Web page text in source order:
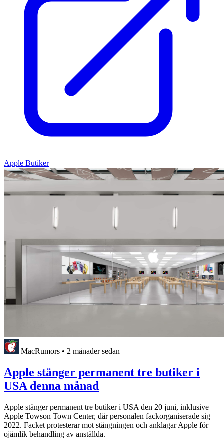
Apple Butiker
MacRumors • 2 månader sedan
Apple stänger permanent tre butiker i
USA denna månad
Apple stänger permanent tre butiker i USA den 20 juni, inklusive
Apple Towson Town Center, där personalen fackorganiserade sig
2022. Facket protesterar mot stängningen och anklagar Apple för
ojämlik behandling av anställda.